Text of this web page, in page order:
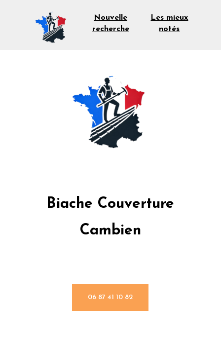
Nouvelle
recherche
Les mieux
notés
Biache Couverture
Cambien
06 87 41 10 82